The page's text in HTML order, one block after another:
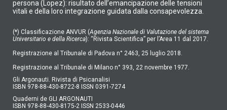
persona (Lopez): risultato dell’emancipazione delle tensioni
vitali e della loro integrazione guidata dalla consapevolezza.
(*) Classificazione ANVUR (Agenzia Nazionale di Valutazione del sistema
Universitario e della Ricerca): “Rivista Scientifica” per l’Area 11 dal 2017.
Registrazione al Tribunale di Padova n° 2463, 25 luglio 2018.
Registrazione al Tribunale di Milano n° 393, 22 novembre 1977.
Gli Argonauti. Rivista di Psicanalisi
ISBN 978-88-430-8722-8 ISSN 0391-7274
Quaderni de GLI ARGONAUTI
ISBN 978-88-430-8175-2 ISSN 2533-0446